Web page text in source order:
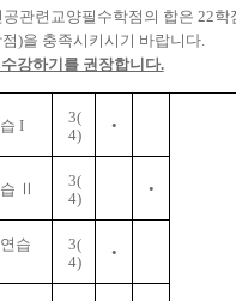
관련교양필수학점의 합은 22
)을 충족시키시기 바랍니다.
강하기를 권장합니다.
I
3(
4)
•
Ⅱ
3(
4)
•
습
3(
4)
•